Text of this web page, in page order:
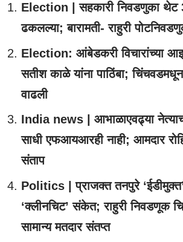
Election | सहकारी निवडणुका थेट
ढकलल्या; बारामती- राहुरी
Election: आंबेडकरी विचारांच्या
सतीश काळे यांना पाठिंबा;
वाढली
India news | आभाळाएवढ्या
साधी एफआयआरही नाही; आमदार
संताप
Politics | प्राजक्त तनपुरे
‘क्लीनचिट’ संकेत; राहुरी निवडणूक
सामान्य मतदार संतप्त